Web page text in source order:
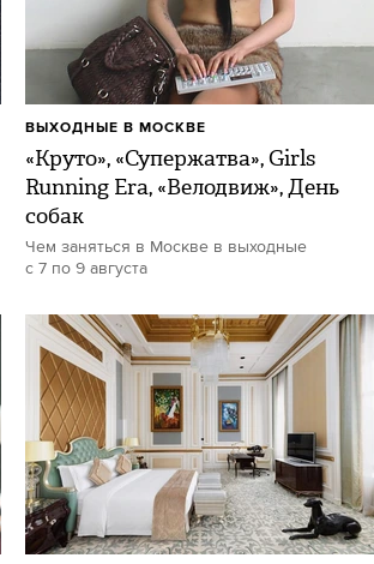
«Круто», «Супержатва», Girls
Running Era, «Велодвиж», День
собак
Чем заняться в Москве в выходные
с 7 по 9 августа
ВЫХОДНЫЕ В МОСКВЕ